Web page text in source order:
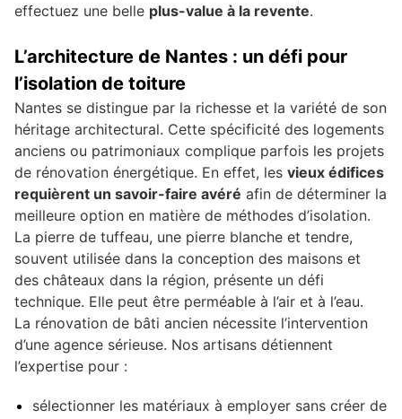
effectuez une belle plus-value à la revente.
L’architecture de Nantes : un défi pour
l’isolation de toiture
Nantes se distingue par la richesse et la variété de son
héritage architectural. Cette spécificité des logements
anciens ou patrimoniaux complique parfois les projets
de rénovation énergétique. En effet, les vieux édifices
requièrent un savoir-faire avéré afin de déterminer la
meilleure option en matière de méthodes d’isolation.
La pierre de tuffeau, une pierre blanche et tendre,
souvent utilisée dans la conception des maisons et
des châteaux dans la région, présente un défi
technique. Elle peut être perméable à l’air et à l’eau.
La rénovation de bâti ancien nécessite l’intervention
d’une agence sérieuse. Nos artisans détiennent
l’expertise pour :
sélectionner les matériaux à employer sans créer de